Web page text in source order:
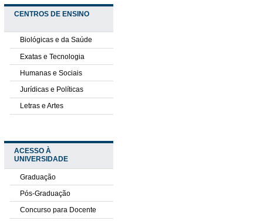
CENTROS DE ENSINO
Biológicas e da Saúde
Exatas e Tecnologia
Humanas e Sociais
Jurídicas e Políticas
Letras e Artes
ACESSO À
UNIVERSIDADE
Graduação
Pós-Graduação
Concurso para Docente